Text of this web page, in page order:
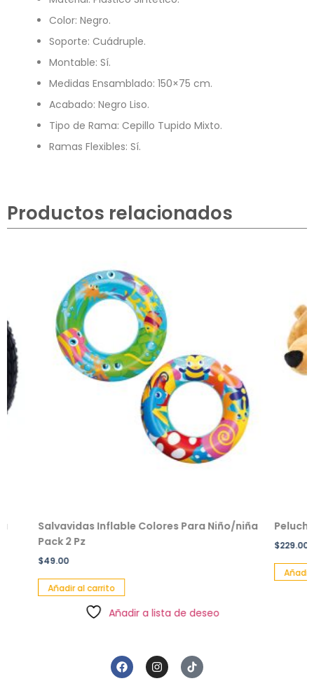
Color: Negro.
Soporte: Cuádruple.
Montable: Sí.
Medidas Ensamblado: 150×75 cm.
Acabado: Negro Liso.
Tipo de Rama: Cepillo Tupido Mixto.
Ramas Flexibles: Sí.
Productos relacionados
Salvavidas Inflable Colores Para Niño/niña
Pack 2 Pz
49.00
Añadir al carrito
Añadir a lista de deseo
Peluche
229.00
Añadir al